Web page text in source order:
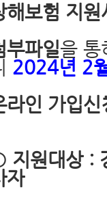
해보험 지
부파일을 통
2024년 2
라인 가입신
지원대상 :
자